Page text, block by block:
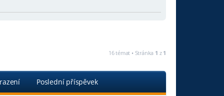
16 témat • Stránka 1 z 1
Poslední příspěvek